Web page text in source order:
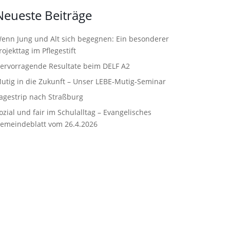
Beiträge
Jung und Alt sich begegnen: Ein besonderer
im Pflegestift
Resultate beim DELF A2
in die Zukunft – Unser LEBE‑Mutig‑Seminar
nach Straßburg
und fair im Schulalltag – Evangelisches
vom 26.4.2026